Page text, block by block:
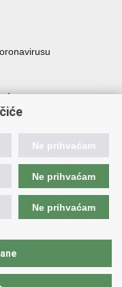
kriminaliteta
Ne prihvaćam
Ne prihvaćam
Ne prihvaćam